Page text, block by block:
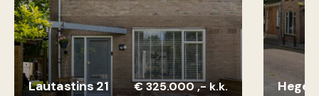
Lautastins 21 € 325.000 ,- k.k.